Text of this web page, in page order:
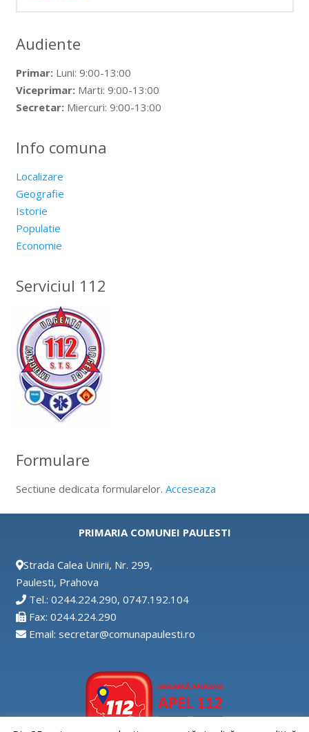
Audiente
Primar:Luni: 9:00-13:00
Viceprimar:Marti: 9:00-13:00
Secretar:Miercuri: 9:00-13:00
Info comuna
Localizare
Geografie
Istorie
Populatie
Economie
Serviciul 112
Formulare
Sectiune dedicata formularelor. Acceseaza
PRIMARIA COMUNEI PAULESTI
Strada Calea Unirii, Nr. 299,
Paulesti, Prahova
Tel.: 0244.224.290, 0747.192.104
Fax: 0244.224.290
Email: secretar@comunapaulesti.ro